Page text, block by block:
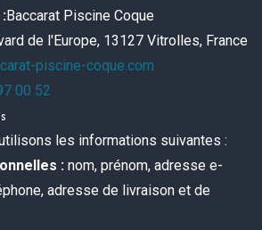
Baccarat Piscine Coque
de l'Europe, 13127 Vitrolles, France
piscine-coque.com
00 52
les informations suivantes :
: nom, prénom, adresse e-
adresse de livraison et de